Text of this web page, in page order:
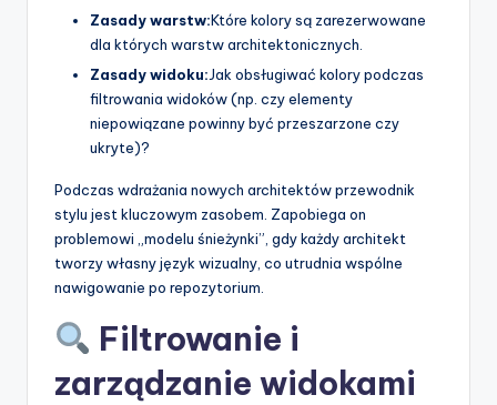
Zasady warstw:Które kolory są zarezerwowane
dla których warstw architektonicznych.
Zasady widoku:Jak obsługiwać kolory podczas
filtrowania widoków (np. czy elementy
niepowiązane powinny być przeszarzone czy
ukryte)?
Podczas wdrażania nowych architektów przewodnik
stylu jest kluczowym zasobem. Zapobiega on
problemowi „modelu śnieżynki”, gdy każdy architekt
tworzy własny język wizualny, co utrudnia wspólne
nawigowanie po repozytorium.
Filtrowanie i
zarządzanie widokami